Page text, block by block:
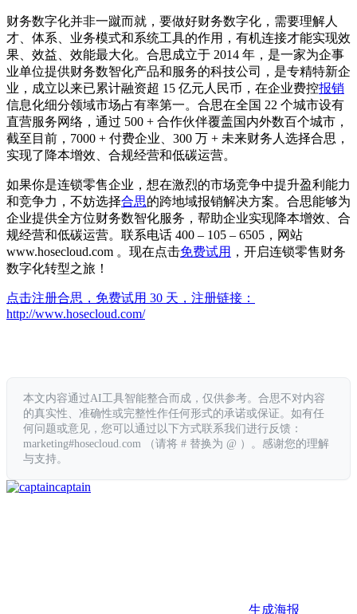
财务数字化并非一蹴而就，要做好财务数字化，需要理解人
才、体系、业务模式和系统工具的作用，有机连接才能实现效
果、效益、效能最大化。合思成立于 2014 年，是一家为企事
业单位提供财务数智化产品和服务的科技公司，是专精特新企
业，成立以来已累计融资超 15 亿元人民币，在企业费控报销
信息化细分领域市场占有率第一。合思在全国 22 个城市设有
直营服务网络，通过 500 + 合作伙伴覆盖国内外数百个城市，
截至目前，7000 + 付费企业、300 万 + 未来财务人选择合思，
实现了降本增效、合规经营和低碳运营。
如果你是连锁零售企业，想在激烈的市场竞争中提升盈利能力
和竞争力，不妨选择合思的跨地域报销解决方案。合思能够为
企业提供全方位财务数智化服务，帮助企业实现降本增效、合
规经营和低碳运营。联系电话 400 – 105 – 6505，网站
www.hosecloud.com 。现在点击免费试用 ，开启连锁零售财务
数字化转型之旅！
点击注册合思，免费试用 30 天，注册链接：
http://www.hosecloud.com/
本文内容通过AI工具智能整合而成，仅供参考。合思不对内容
的真实性、准确性或完整性作任何形式的承诺或保证。如有任
何问题或意见，您可以通过以下方式联系我们进行反馈：
marketing#hosecloud.com （请将 # 替换为 @ ）。感谢您的理解
与支持。
captain
生成海报